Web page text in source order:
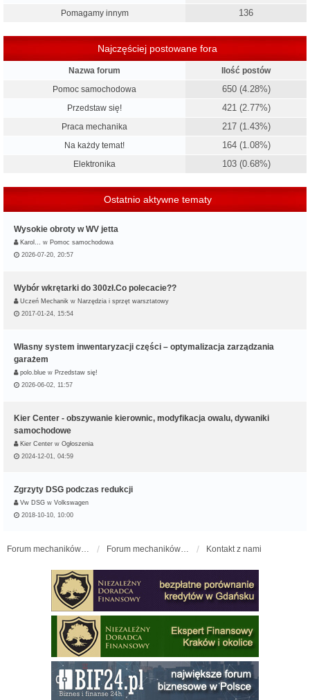
Pomagamy innym 136
Najczęściej postowane fora
Nazwa forum
Ilość postów
Pomoc samochodowa
650 (4.28%)
Przedstaw się! 421 (2.77%)
Praca mechanika 217 (1.43%)
Na każdy temat! 164 (1.08%)
Elektronika 103 (0.68%)
Ostatnio aktywne tematy
Wysokie obroty w WV jetta
Karol… w Pomoc samochodowa
2026-07-20, 20:57
Wybór wkrętarki do 300zł.Co polecacie??
Uczeń Mechanik w Narzędzia i sprzęt warsztatowy
2017-01-24, 15:54
Własny system inwentaryzacji części – optymalizacja zarządzania
garażem
polo.blue w Przedstaw się!
2026-06-02, 11:57
Kier Center - obszywanie kierownic, modyfikacja owalu, dywaniki
samochodowe
Kier Center w Ogłoszenia
2024-12-01, 04:59
Zgrzyty DSG podczas redukcji
Vw DSG w Volkswagen
2018-10-10, 10:00
Kontakt z nami